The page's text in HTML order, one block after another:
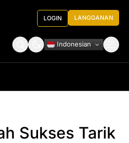
LOGIN LANGGANAN
Indonesian
Sukses Tarik